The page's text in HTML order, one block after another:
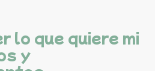
lo que quiere mi
y